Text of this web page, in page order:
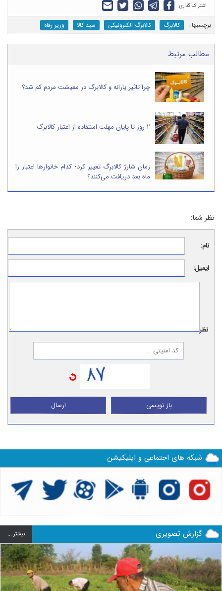
اشتراک گذاری:
برچسب‎ها : کالابرگ کالابرگ الکترونیکی سبد کالا وزیر رفاه
مطالب مرتبط
چرا تاثیر یارانه و کالابرگ در معیشت مردم کم شد؟
۲ روز تا پایان مهلت استفاده از اعتبار کالابرگ
زمان شارژ کالابرگ تغییر کرد؛ کدام خانوارها اعتبار را
ماه بعد دریافت می‌کنند؟
نظر شما:
نام:
ایمیل:
نظر:
ارسال باز نویسی
شبکه های اجتماعی و اپلیکیشن
گزارش تصویری بيشتر ...